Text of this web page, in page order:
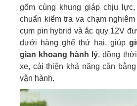
gốm cùng khung giáp chịu
chuẩn kiểm tra va chạm
cụm pin hybrid và ắc quy 12V
dưới hàng ghế thứ hai, giúp
gian khoang hành lý, đồng
xe, cải thiện khả năng cân
vận hành.